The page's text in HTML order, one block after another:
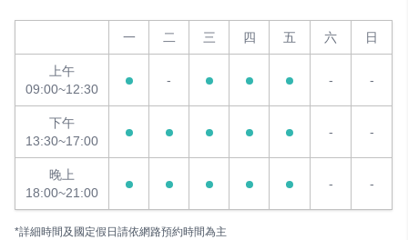
一 二 三 四 五 六 日
上午
09:00~12:30
- - -
下午
13:30~17:00
- -
晚上
18:00~21:00
- -
*詳細時間及國定假日請依網路預約時間為主